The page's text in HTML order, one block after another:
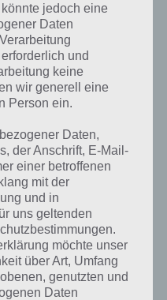
jedoch eine
Daten
und
keine
wir generell eine
Person ein.
Daten,
der Anschrift, E-Mail-
einer betroffenen
mit der
und in
uns geltenden
möchte unser
über Art, Umfang
genutzten und
Daten